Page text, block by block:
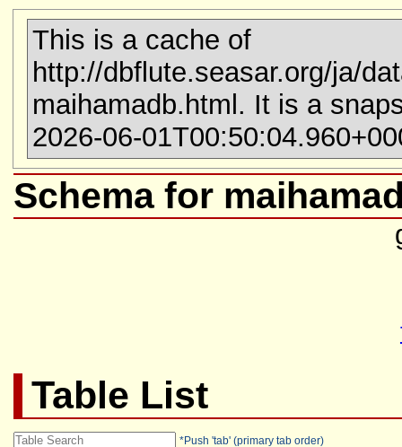
This is a cache of
http://dbflute.seasar.org/ja/
maihamadb.html. It is a
2026-06-
Schema for
Table List
*Push 'tab' (primary tab order)